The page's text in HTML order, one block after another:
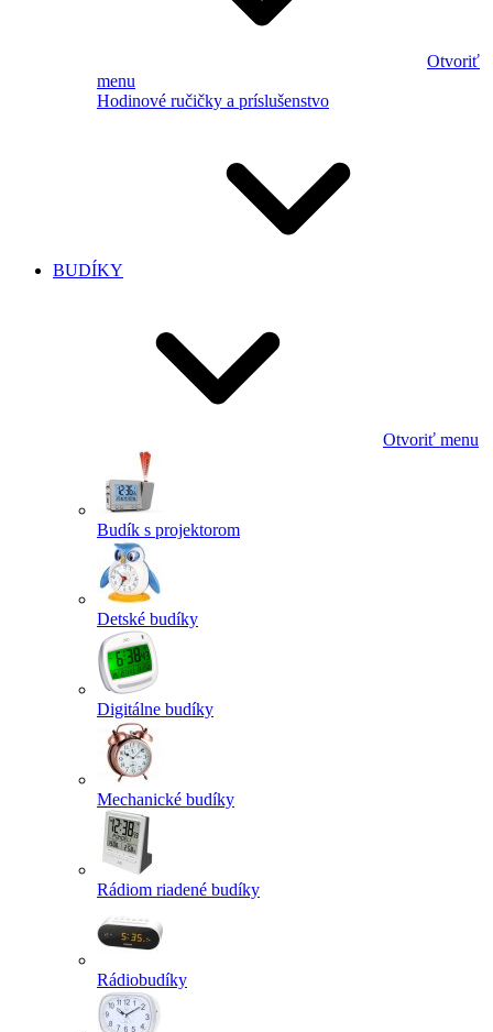
Otvoriť
menu
Hodinové ručičky a príslušenstvo
BUDÍKY
Otvoriť menu
Budík s projektorom
Detské budíky
Digitálne budíky
Mechanické budíky
Rádiom riadené budíky
Rádiobudíky